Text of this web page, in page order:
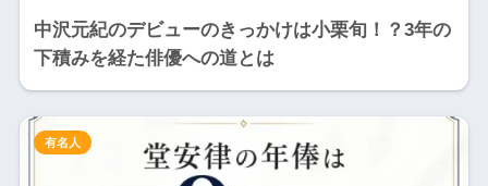
中沢元紀のデビューのきっかけは小栗旬！？3年の
下積みを経た俳優への道とは
有名人